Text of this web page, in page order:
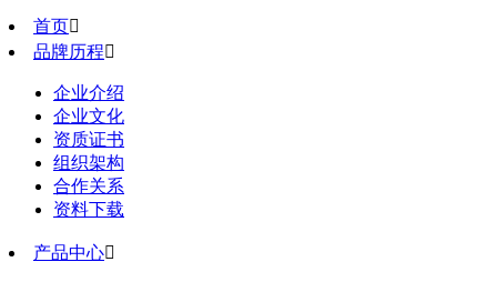
首页
品牌历程
企业介绍
企业文化
资质证书
组织架构
合作关系
资料下载
产品中心